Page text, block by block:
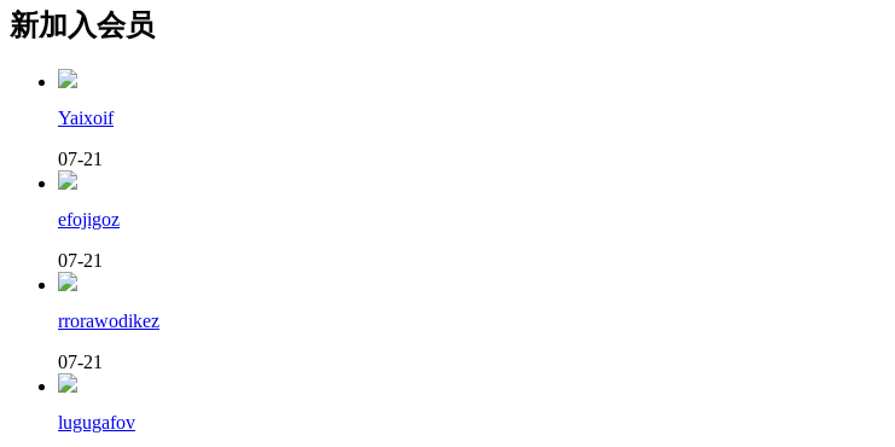
新加入会员
Yaixoif
07-21
efojigoz
07-21
rrorawodikez
07-21
lugugafov